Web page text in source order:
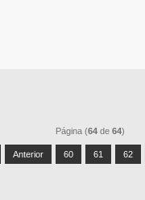
Página (64 de 64)
Anterior 60 61 62